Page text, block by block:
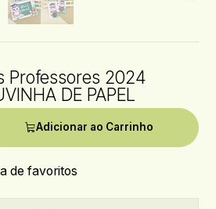
Professores 2024
DE PAPEL
Adicionar ao Carrinho
de favoritos